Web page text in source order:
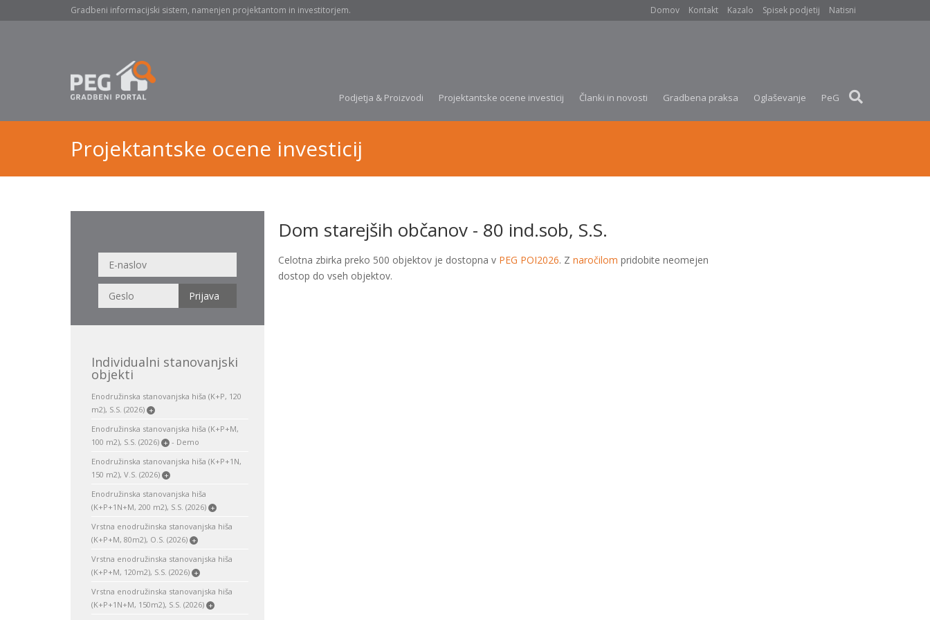
Gradbeni informacijski sistem, namenjen projektantom in investitorjem. Domov Kontakt Kazalo Spisek podjetij Natisni
Podjetja & Proizvodi Projektantske ocene investicij Članki in novosti Gradbena praksa Oglaševanje PeG
Projektantske ocene investicij
Individualni stanovanjski
objekti
Enodružinska stanovanjska hiša (K+P, 120
m2), S.S. (2026) +
Enodružinska stanovanjska hiša (K+P+M,
100 m2), S.S. (2026) + - Demo
Enodružinska stanovanjska hiša (K+P+1N,
150 m2), V.S. (2026) +
Enodružinska stanovanjska hiša
(K+P+1N+M, 200 m2), S.S. (2026) +
Vrstna enodružinska stanovanjska hiša
(K+P+M, 80m2), O.S. (2026) +
Vrstna enodružinska stanovanjska hiša
(K+P+M, 120m2), S.S. (2026) +
Vrstna enodružinska stanovanjska hiša
(K+P+1N+M, 150m2), S.S. (2026) +
Dom starejših občanov - 80 ind.sob, S.S.
Celotna zbirka preko 500 objektov je dostopna v PEG POI2026. Z naročilom pridobite neomejen
dostop do vseh objektov.